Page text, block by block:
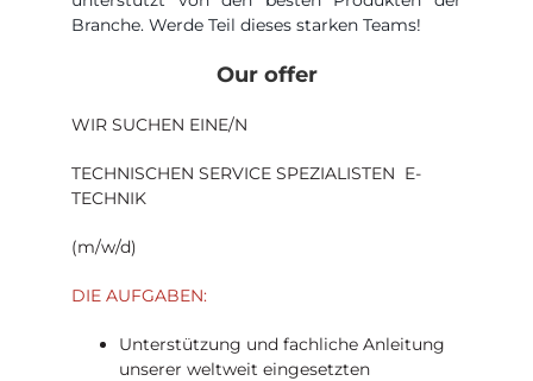
Branche. Werde Teil dieses starken Teams!
Our offer
WIR SUCHEN EINE/N
TECHNISCHEN SERVICE SPEZIALISTEN  E-
TECHNIK
(m/w/d)
DIE AUFGABEN:
Unterstützung und fachliche Anleitung
unserer weltweit eingesetzten